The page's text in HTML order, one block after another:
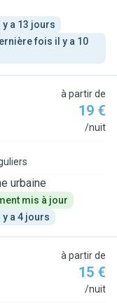
a 13 jours
fois il y a 10
à partir de
19 €
/nuit
urbaine
mis à jour
a 4 jours
à partir de
15 €
/nuit